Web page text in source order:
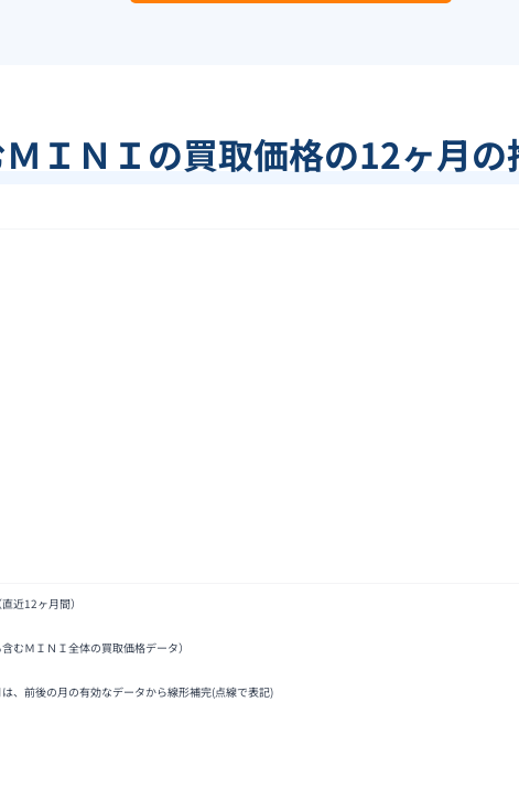
ＭＩＮＩの買取価格の12ヶ月の
（直近12ヶ月間）
含むＭＩＮＩ全体の買取価格データ）
、前後の月の有効なデータから線形補完(点線で表記)